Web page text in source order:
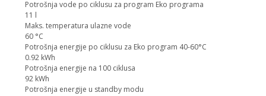
Potrošnja vode po ciklusu za program Eko programa
11 l
Maks. temperatura ulazne vode
60 °C
Potrošnja energije po ciklusu za Eko program 40-60°C
0.92 kWh
Potrošnja energije na 100 ciklusa
92 kWh
Potrošnja energije u standby modu